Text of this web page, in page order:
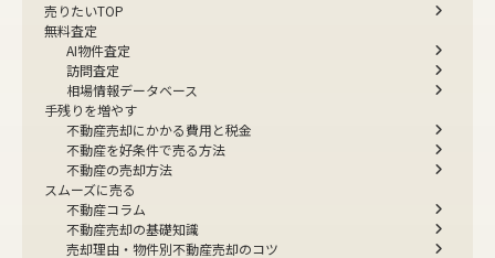
売りたいTOP
無料査定
AI物件査定
訪問査定
相場情報データベース
手残りを増やす
不動産売却にかかる費用と税金
不動産を好条件で売る方法
不動産の売却方法
スムーズに売る
不動産コラム
不動産売却の基礎知識
売却理由・物件別不動産売却のコツ